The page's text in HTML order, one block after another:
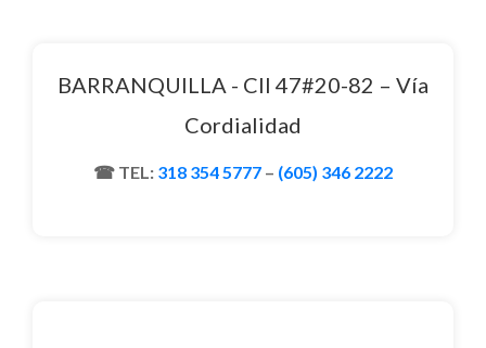
BARRANQUILLA - Cll 47#20-82 – Vía
Cordialidad
TEL: 318 354 5777 – (605) 346 2222